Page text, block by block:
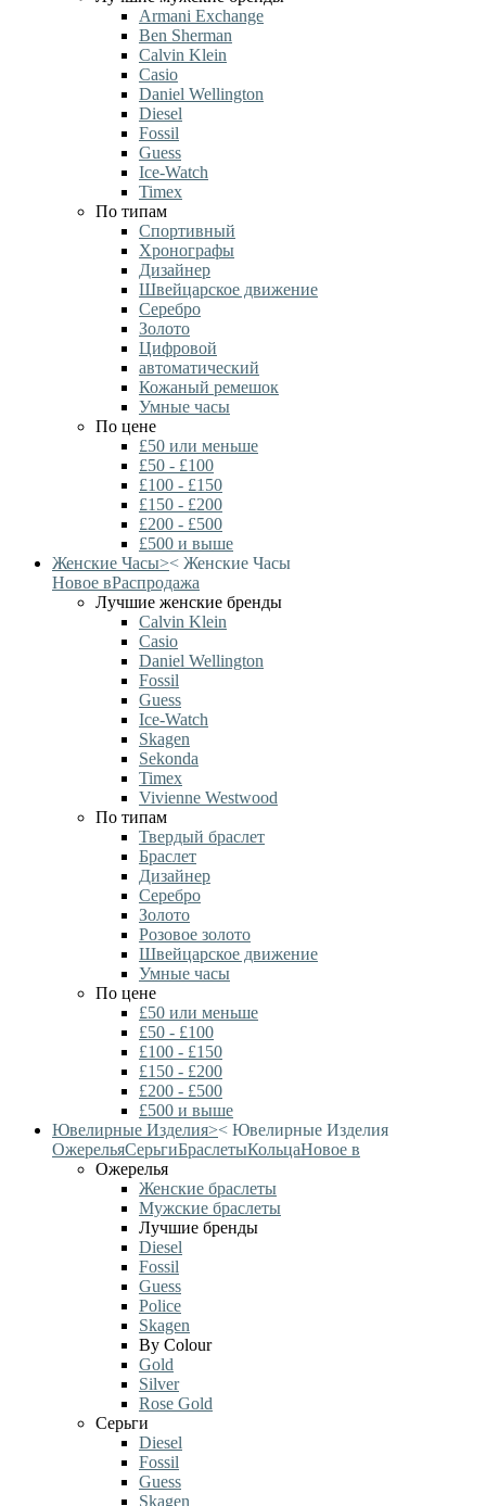
Armani Exchange
Ben Sherman
Calvin Klein
Casio
Daniel Wellington
Diesel
Fossil
Guess
Ice-Watch
Timex
По типам
Спортивный
Хронографы
Дизайнер
Швейцарское движение
Серебро
Золото
Цифровой
автоматический
Кожаный ремешок
Умные часы
По цене
£50 или меньше
£50 - £100
£100 - £150
£150 - £200
£200 - £500
£500 и выше
Женские Часы>< Женские Часы
Новое вРаспродажа
Лучшие женские бренды
Calvin Klein
Casio
Daniel Wellington
Fossil
Guess
Ice-Watch
Skagen
Sekonda
Timex
Vivienne Westwood
По типам
Твердый браслет
Браслет
Дизайнер
Серебро
Золото
Розовое золото
Швейцарское движение
Умные часы
По цене
£50 или меньше
£50 - £100
£100 - £150
£150 - £200
£200 - £500
£500 и выше
Ювелирные Изделия>< Ювелирные Изделия
ОжерельяСерьгиБраслетыКольцаНовое в
Ожерелья
Женские браслеты
Мужские браслеты
Лучшие бренды
Diesel
Fossil
Guess
Police
Skagen
By Colour
Gold
Silver
Rose Gold
Серьги
Diesel
Fossil
Guess
Skagen